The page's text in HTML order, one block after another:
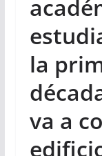
la
va a